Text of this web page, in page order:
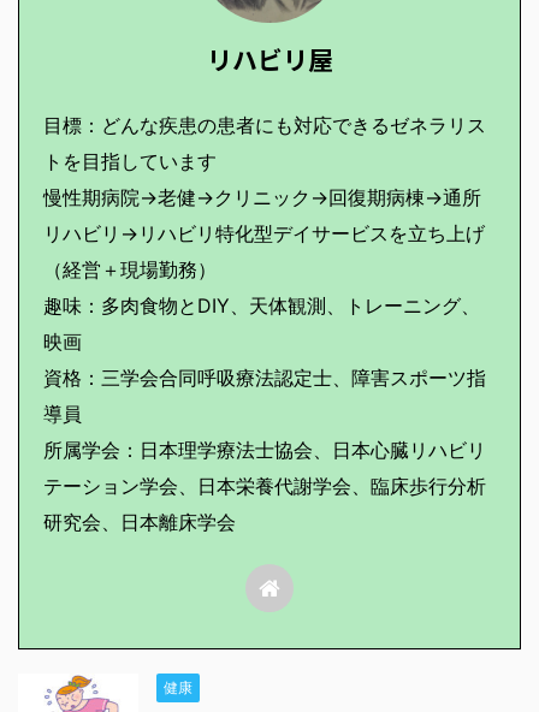
リハビリ屋
目標：どんな疾患の患者にも対応できるゼネラリス
トを目指しています
慢性期病院→老健→クリニック→回復期病棟→通所
リハビリ→リハビリ特化型デイサービスを立ち上げ
（経営＋現場勤務）
趣味：多肉食物とDIY、天体観測、トレーニング、
映画
資格：三学会合同呼吸療法認定士、障害スポーツ指
導員
所属学会：日本理学療法士協会、日本心臓リハビリ
テーション学会、日本栄養代謝学会、臨床歩行分析
研究会、日本離床学会
健康